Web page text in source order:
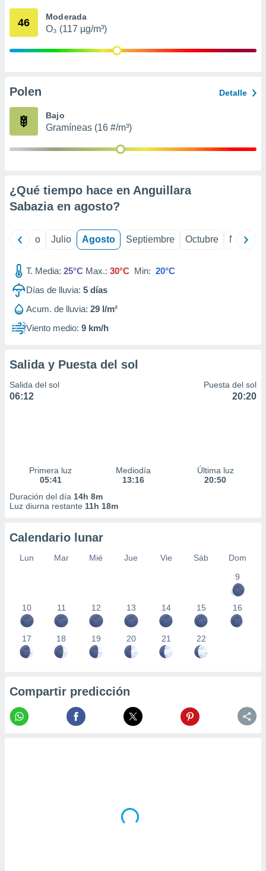
mediante
publicidad
de
46 Moderada
O₃ (117 µg/m³)
Polen Detalle
Bajo
Gramíneas (16 #/m³)
¿Qué tiempo hace en Anguillara
Sabazia en agosto?
Junio Julio Agosto Septiembre Octubre
T. Media: 25°C Max.: 30°C Min: 20°C
Días de lluvia: 5 días
Acum. de lluvia: 29 l/m²
Viento medio: 9 km/h
Salida y Puesta del sol
Salida del sol
06:12
Puesta del sol
20:20
Primera luz
05:41
Mediodía
13:16
Última luz
20:50
Duración del día 14h 8m
Luz diurna restante 11h 18m
Calendario lunar
Lun Mar Mié Jue Vie Sáb
Dom
9
10 11 12 13 14 15 16
17 18 19 20 21 22
Compartir predicción